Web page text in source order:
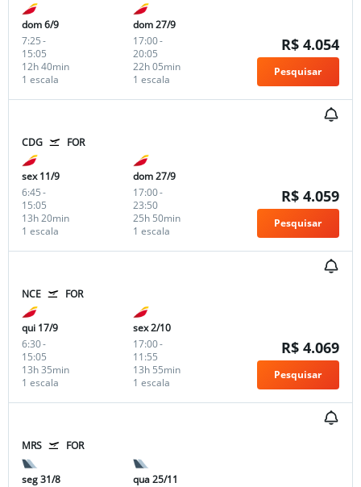
dom 6/9
7:25-
15:05
1 escala
12h 40min
dom 27/9
17:00-
20:05
1 escala
22h 05min
R$ 4.054
Pesquisar
CDG FOR
sex 11/9
6:45-
15:05
1 escala
13h 20min
dom 27/9
17:00-
23:50
1 escala
25h 50min
R$ 4.059
Pesquisar
NCE FOR
qui 17/9
6:30-
15:05
1 escala
13h 35min
sex 2/10
17:00-
11:55
1 escala
13h 55min
R$ 4.069
Pesquisar
MRS FOR
seg 31/8
qua 25/11